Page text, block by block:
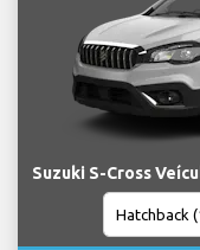
Suzuki S-Cross